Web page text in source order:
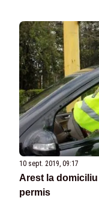
10 sept. 2019, 09:17
Arest la
permis